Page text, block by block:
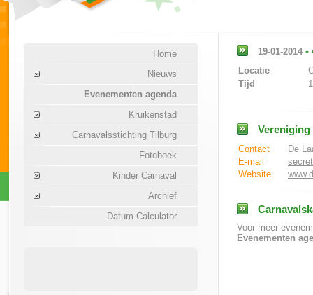
Home
Nieuws
Evenementen agenda
Kruikenstad
Carnavalsstichting Tilburg
Fotoboek
Kinder Carnaval
Archief
Datum Calculator
19-01-2014 -
Locatie
Tijd
Vereniging
Contact
De
E-mail
Website
Voor meer
Evenementen